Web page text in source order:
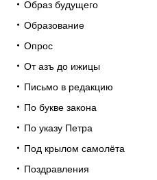
Образ будущего
Образование
Опрос
От азъ до ижицы
Письмо в редакцию
По букве закона
По указу Петра
Под крылом самолёта
Поздравления